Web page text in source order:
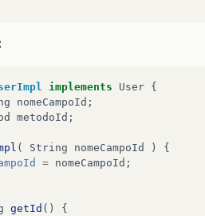
implements User {
nomeCampoId ;
metodoId ;
( String nomeCampoId )
{
= nomeCampoId ;
getId ()
{